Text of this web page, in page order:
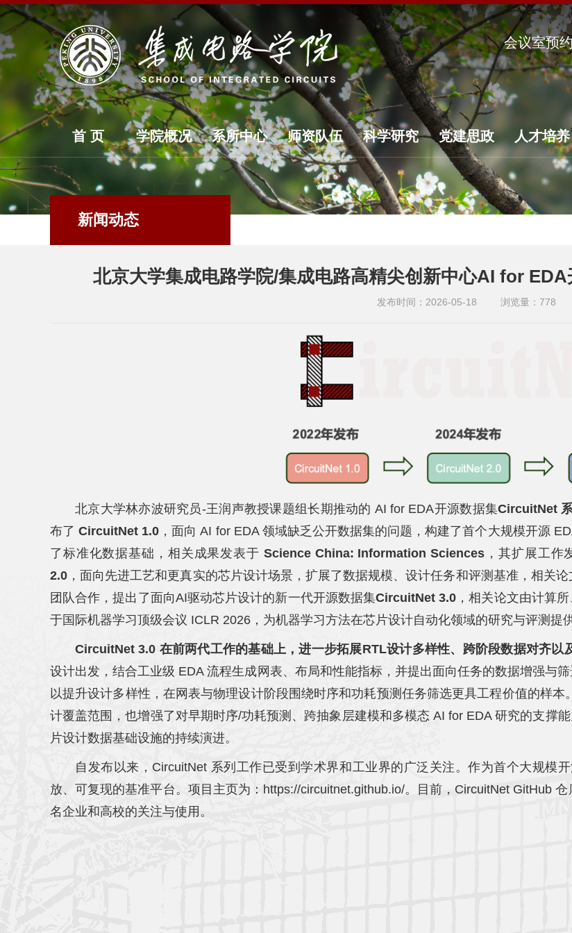
会议室预
首 页 学院概况 系所中心 师资队伍 科学研究 党建思政 人才培养
新闻动态
北京大学集成电路学院/集成电路高精尖创新中心AI for
发布时间：2026-05-18 浏览量： 778
北京大学林亦波研究员-王润声教授课题组长期推动的 AI for EDA开源数据集CircuitNet
布了CircuitNet 1.0 ，面向 AI for EDA 领域缺乏公开数据集的问题，构建了首个大规模开源
了标准化数据基础，相关成果发表于 Science China: Information Sciences ，其扩展工作
2.0 ，面向先进工艺和更真实的芯片设计场景，扩展了数据规模、设计任务和评测基准，相关论
团队合作，提出了面向AI驱动芯片设计的新一代开源数据集CircuitNet 3.0 ，相关论文由计算
于国际机器学习顶级会议 ICLR 2026，为机器学习方法在芯片设计自动化领域的研究与评测提
CircuitNet 3.0 在前两代工作的基础上，进一步拓展RTL设计多样性、跨阶段数据对齐以
设计出发，结合工业级 EDA 流程生成网表、布局和性能指标，并提出面向任务的数据增强与
以提升设计多样性，在网表与物理设计阶段围绕时序和功耗预测任务筛选更具工程价值的样
计覆盖范围，也增强了对早期时序/功耗预测、跨抽象层建模和多模态 AI for EDA 研究的支撑
片设计数据基础设施的持续演进。
自发布以来，CircuitNet 系列工作已受到学术界和工业界的广泛关注。作为首个大规模
放、可复现的基准平台。项目主页为：https://circuitnet.github.io/。目前，CircuitNet GitHub
名企业和高校的关注与使用。